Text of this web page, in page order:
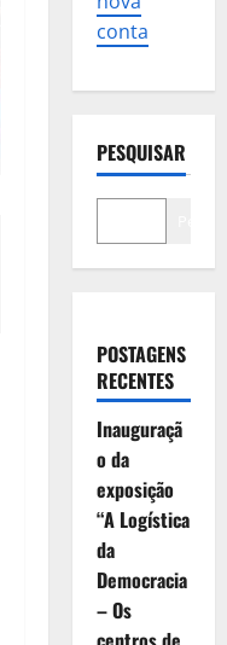
conta
PESQUISAR
POSTAGENS
RECENTES
Inauguraçã
o da
exposição
“A Logística
da
Democracia
– Os